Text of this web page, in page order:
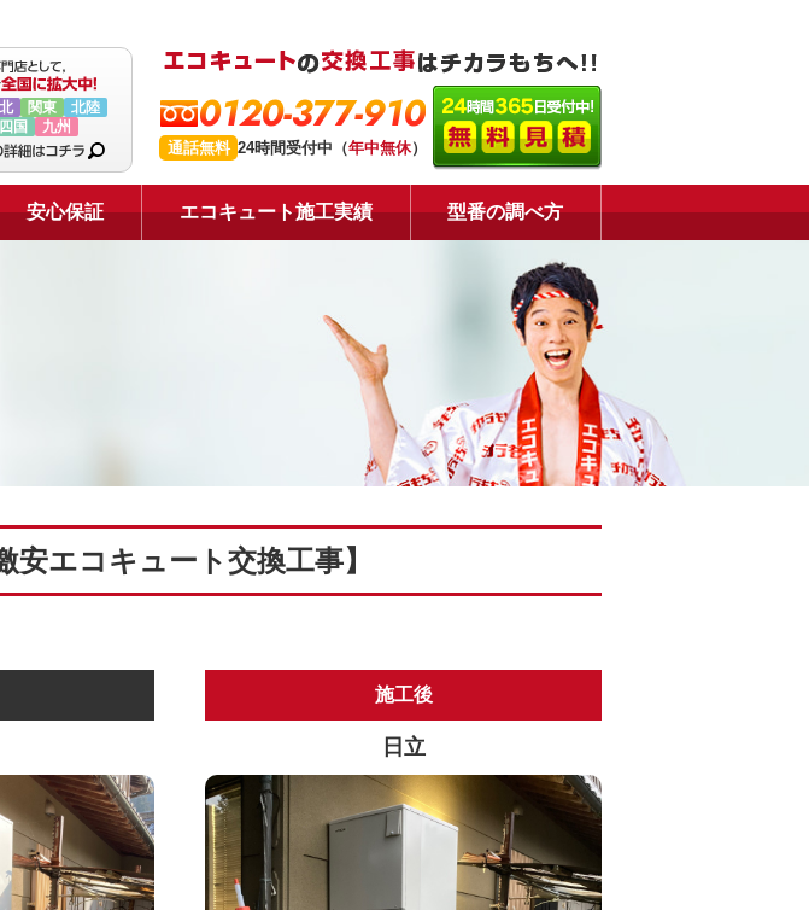
関東
北陸
四国 九州 0120-377-910
通話無料 24時間受付中（年中無休）
安心保証 エコキュート施工実績 型番の調べ方
安エコキュート交換工事】
施工後
日立